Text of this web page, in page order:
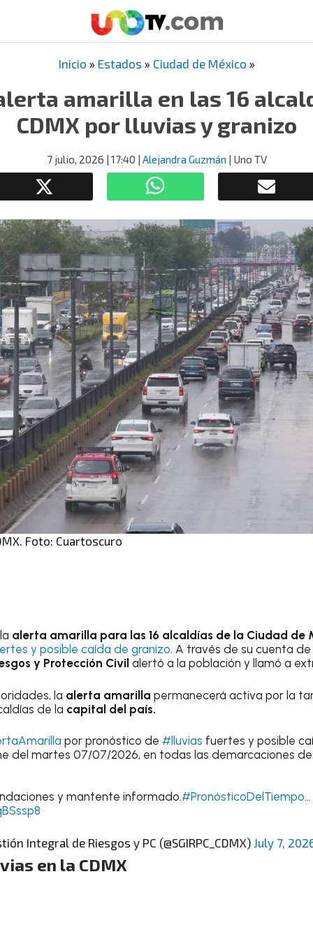
Inicio » Estados » Ciudad de México »
amarilla en las 16
CDMX por lluvias y granizo
7 julio, 2026 | 17:40 | Alejandra Guzmán | Uno TV
Foto: Cuartoscuro
alerta amarilla para las 16 alcaldías de la Ciudad de
y posible caída de granizo. A través de su cuenta
y Protección Civil alertó a la población y llamó a
la alerta amarilla permanecerá activa por la
de la capital del país.
por pronóstico de #lluvias fuertes y posible
del martes 07/07/2026, en todas las demarcaciones
y mantente informado.#PronósticoDelTiempo…
Integral de Riesgos y PC (@SGIRPC_CDMX) July 7,
en la CDMX